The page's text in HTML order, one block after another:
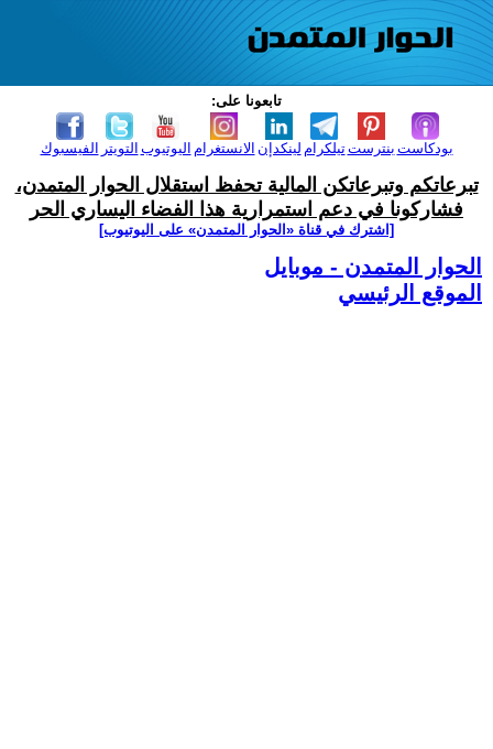
تابعونا على:
الفيسبوك التويتر اليوتيوب الانستغرام لينكدإن تيلكرامبنترست بودكاست
تبرعاتكم وتبرعاتكن المالية تحفظ استقلال الحوار المتمدن،
فشاركونا في دعم استمرارية هذا الفضاء اليساري الحر
[اشترك في قناة ‫«الحوار المتمدن» على اليوتيوب]
الحوار المتمدن - موبايل
الموقع الرئيسي